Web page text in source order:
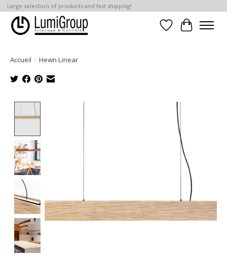
Large selection of products and fast shipping!
Liste dePanier
Accueil / Hewn Linear